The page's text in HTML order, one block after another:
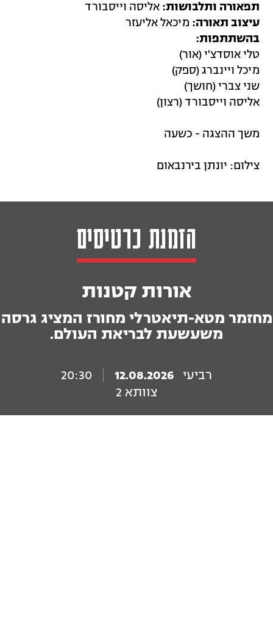
תפאורה ותלבושות: אליסה וייסבורד
עיצוב תאורה: מיכאל אליעזר
בהשתתפות:
טלי אוסדצ'י (אור)
מיכל ויינברג (ספק)
שני צברי (חושך)
אליסה וייסבורד (רצון)
משך ההצגה - כשעה
צילום: יונתן בירנבאום
הזמנת כרטיסים
אורות קטנות
מחזמר מטא-תיאטרלי מחורז המציג גרסה
משעשעת לבריאת העולם.
רביעי 12.08.2026
20:30
צוותא 2